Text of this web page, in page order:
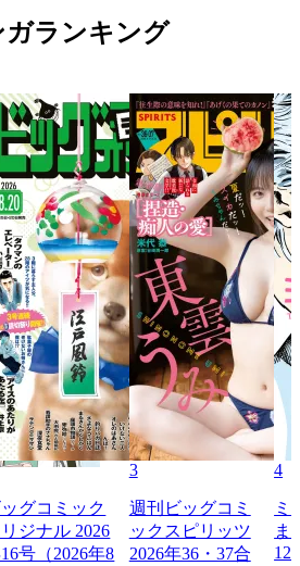
ガランキング
ッグコミック
ジナル 2026
号（2026年8
3
週刊ビッグコミ
ックスピリッツ
2026年36・37合
4
ミ
ま
129